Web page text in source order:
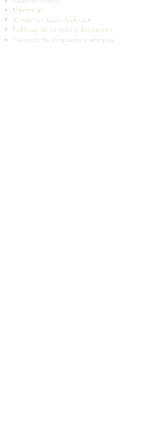
Mentorías
Vender en Estilo Colector
Políticas de cambio y devolución
Tiempos de despacho y entrega